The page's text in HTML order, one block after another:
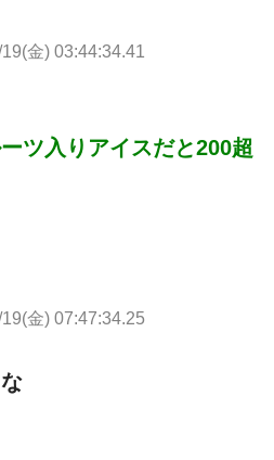
金) 03:44:34.41
ツ入りアイスだと200超
金) 07:47:34.25